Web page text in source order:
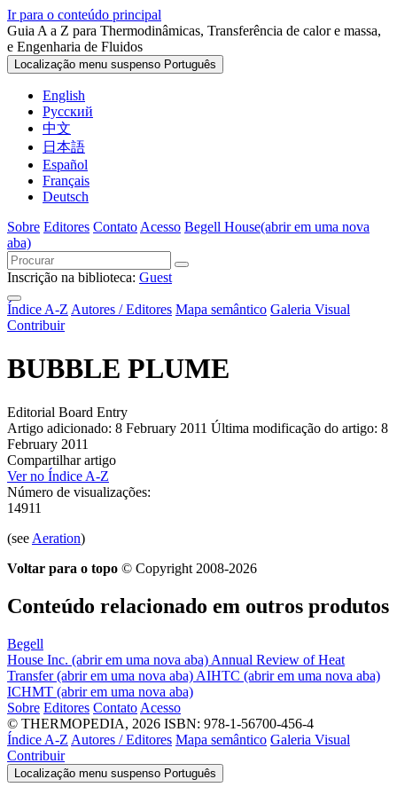
Ir para o conteúdo principal
Guia A a Z para Thermodinâmicas, Transferência de calor e massa,
e Engenharia de Fluidos
Localização menu suspenso Português
English
Русский
中文
日本語
Español
Français
Deutsch
Sobre Editores Contato Acesso Begell House(abrir em uma nova
aba)
Inscrição na biblioteca: Guest
Índice A-Z Autores / Editores Mapa semântico Galeria Visual
Contribuir
BUBBLE PLUME
Editorial Board Entry
Artigo adicionado: 8 February 2011 Última modificação do artigo: 8
February 2011
Compartilhar artigo
Ver no Índice A-Z
Número de visualizações:
14911
(see Aeration)
Voltar para o topo © Copyright 2008-2026
Conteúdo relacionado em outros produtos
Begell
House Inc. (abrir em uma nova aba) Annual Review of Heat
Transfer (abrir em uma nova aba) AIHTC (abrir em uma nova aba)
ICHMT (abrir em uma nova aba)
Sobre Editores Contato Acesso
© THERMOPEDIA, 2026 ISBN: 978-1-56700-456-4
Índice A-Z Autores / Editores Mapa semântico Galeria Visual
Contribuir
Localização menu suspenso Português